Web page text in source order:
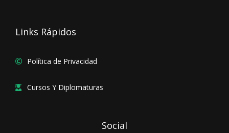
Links Rápidos
Política de Privacidad
Cursos Y Diplomaturas
Social